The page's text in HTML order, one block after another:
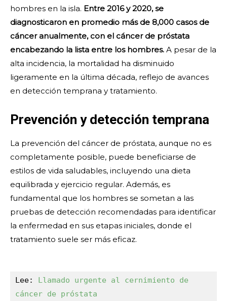
hombres en la isla. Entre 2016 y 2020, se
diagnosticaron en promedio más de 8,000 casos de
cáncer anualmente, con el cáncer de próstata
encabezando la lista entre los hombres. A pesar de la
alta incidencia, la mortalidad ha disminuido
ligeramente en la última década, reflejo de avances
en detección temprana y tratamiento.
Prevención y detección temprana
La prevención del cáncer de próstata, aunque no es
completamente posible, puede beneficiarse de
estilos de vida saludables, incluyendo una dieta
equilibrada y ejercicio regular. Además, es
fundamental que los hombres se sometan a las
pruebas de detección recomendadas para identificar
la enfermedad en sus etapas iniciales, donde el
tratamiento suele ser más eficaz.
Lee: Llamado urgente al cernimiento de
cáncer de próstata